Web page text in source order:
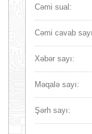
Cəmi sual:
Cəmi cavab
Xəbər sayı:
Məqalə sayı:
Şərh sayı: